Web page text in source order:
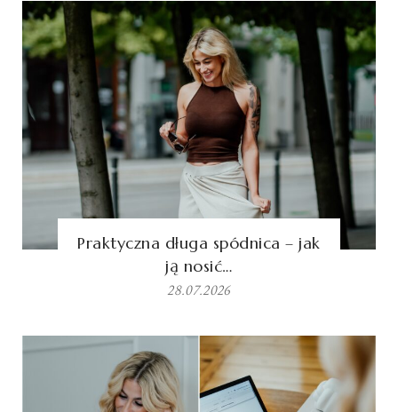
Praktyczna długa spódnica – jak
ją nosić…
28.07.2026